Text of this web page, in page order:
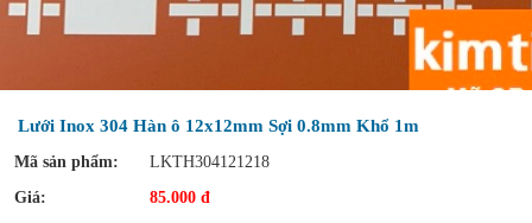
Lưới Inox 304 Hàn ô 12x12mm Sợi 0.8mm Khổ 1m
Mã sản phẩm:
LKTH304121218
Giá:
85.000 đ